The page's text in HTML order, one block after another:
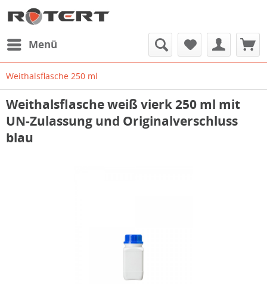
Menü
Weithalsflasche 250 ml
Weithalsflasche weiß vierk 250 ml mit
UN-Zulassung und Originalverschluss
blau